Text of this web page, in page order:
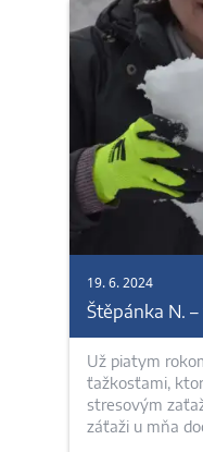
19. 6. 2024
Štěpánka N.
Už piatym
ťažkosťami,
stresovým
záťaži u mňa